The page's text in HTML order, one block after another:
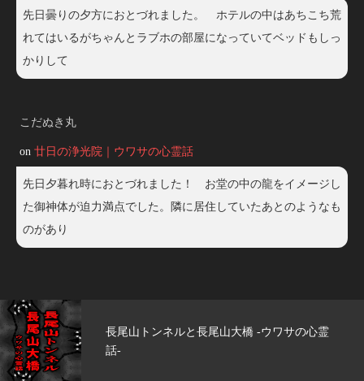
先日曇りの夕方におとづれました。 ホテルの中はあちこち荒
れてはいるがちゃんとラブホの部屋になっていてベッドもしっ
かりして
こだぬき丸
on 廿日の浄光院｜ウワサの心霊話
先日夕暮れ時におとづれました！ お堂の中の龍をイメージし
た御神体が迫力満点でした。隣に居住していたあとのようなも
のがあり
橋 -ウワサの心霊
玄武洞公園 -ウワサの心